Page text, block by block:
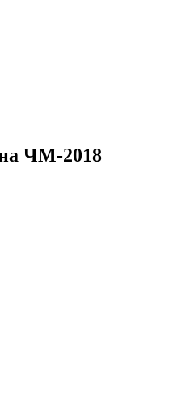
ЧМ-2018